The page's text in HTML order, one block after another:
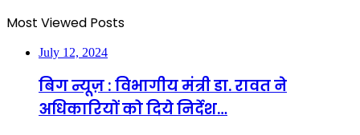
Most Viewed Posts
July 12, 2024
बिग न्यूज़ : विभागीय मंत्री डा. रावत ने
अधिकारियों को दिये निर्देश…